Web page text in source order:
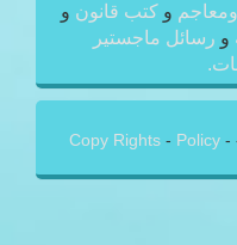
و كتب قانون و
و رسائل ماجستير
Copy Rights - Policy -